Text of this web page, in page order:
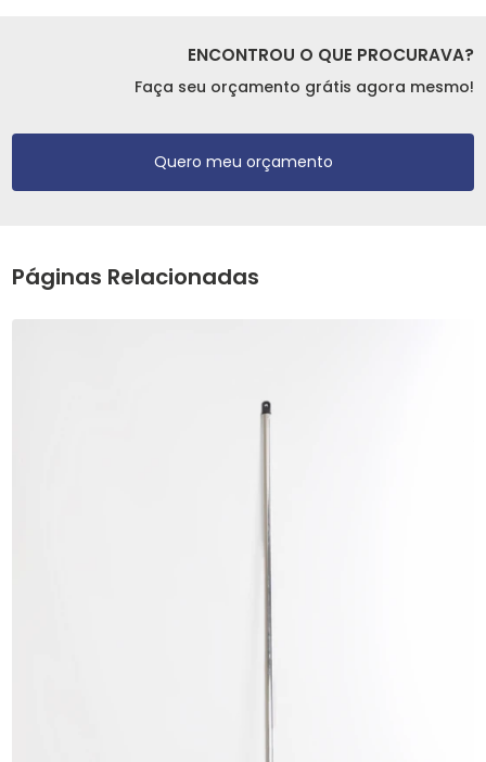
ENCONTROU O QUE PROCURAVA?
Faça seu orçamento grátis agora mesmo!
Quero meu orçamento
Páginas Relacionadas